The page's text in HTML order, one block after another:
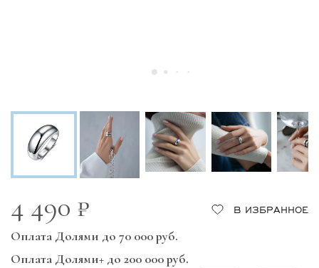
4 490 ₽ В ИЗБРАННОЕ
Оплата Долями до 70 000 руб.
Оплата Долями+ до 200 000 руб.